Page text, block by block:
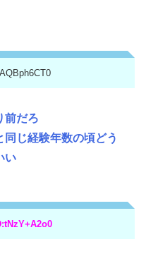
前だろ
同じ経験年数の頃どう
い